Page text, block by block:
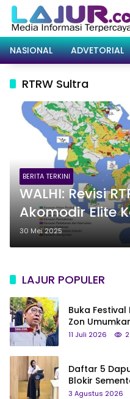
Langsung
konten
NASIONAL
ADVETORIAL
RTRW Sultra
BERITA TERKINI
WALHI: Revisi
Akomodir Elite
Tambang,
Lingkungan
30 Mei 2025
LAJUR POPULER
Buka Festival
Zon
Status Jadi
11 Juli 2026
Daftar 5
Blokir
3 Agustus 2026